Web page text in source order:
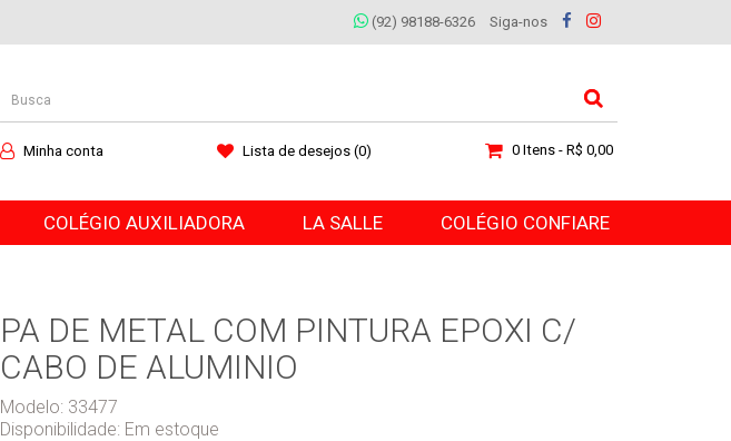
(92) 98188-6326 Siga-nos
Minha conta Lista de desejos (0) 0 Itens - R$ 0,00
COLÉGIO AUXILIADORA LA SALLE COLÉGIO CONFIARE
PA DE METAL COM PINTURA EPOXI C/
CABO DE ALUMINIO
Modelo: 33477
Disponibilidade: Em estoque